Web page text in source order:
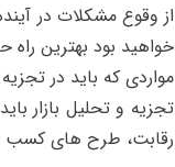
از وقوع مشکلات در
خواهید بود بهترین
مواردی که باید در
تجزیه و تحلیل بازار
رقابت، طرح های کسب و